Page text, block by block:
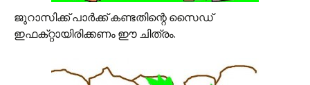
ജുറാസിക്ക്‌ പാര്‍ക്ക്‌ കണ്ടതിന്റെ സൈഡ്‌
ഇഫക്‌റ്റായിരിക്കണം ഈ ചിത്രം.